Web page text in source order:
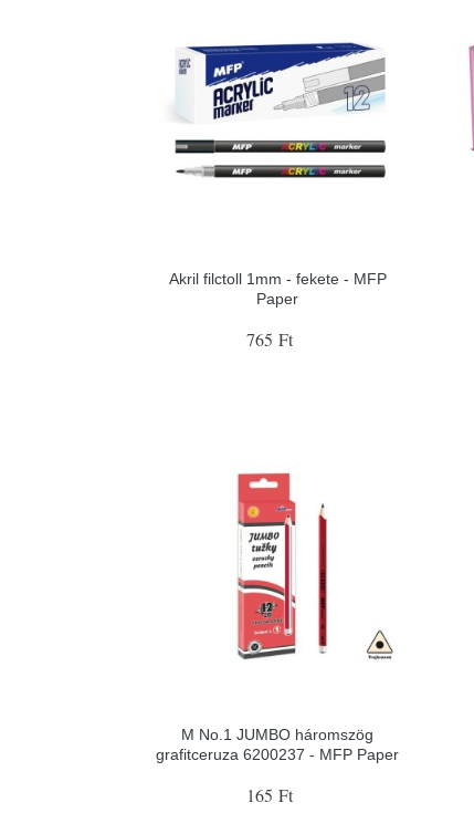
Akril filctoll 1mm - fekete - MFP
Paper
765 Ft
M No.1 JUMBO háromszög
grafitceruza 6200237 - MFP Paper
165 Ft